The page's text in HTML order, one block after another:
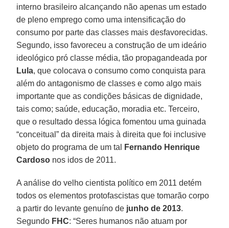
interno brasileiro alcançando não apenas um estado
de pleno emprego como uma intensificação do
consumo por parte das classes mais desfavorecidas.
Segundo, isso favoreceu a construção de um ideário
ideológico pró classe média, tão propagandeada por
Lula, que colocava o consumo como conquista para
além do antagonismo de classes e como algo mais
importante que as condições básicas de dignidade,
tais como; saúde, educação, moradia etc. Terceiro,
que o resultado dessa lógica fomentou uma guinada
“conceitual” da direita mais à direita que foi inclusive
objeto do programa de um tal
Fernando Henrique
Cardoso nos idos de 2011.
A análise do velho cientista político em 2011 detém
todos os elementos protofascistas que tomarão corpo
a partir do levante genuíno de junho de 2013.
Segundo FHC: “Seres humanos não atuam por